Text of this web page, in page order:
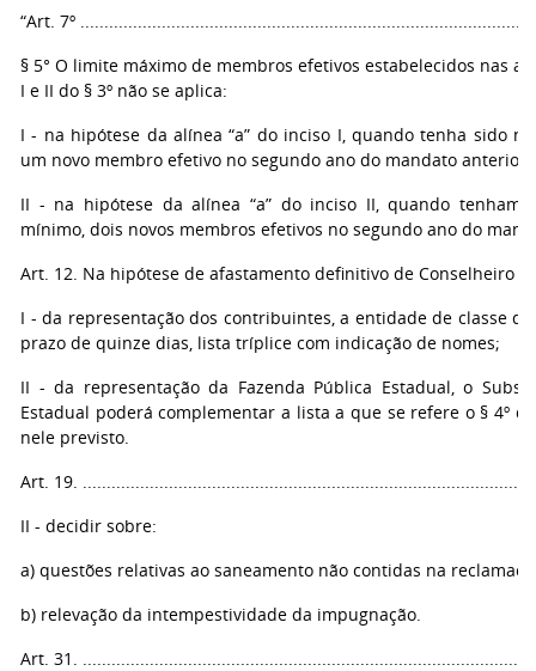
“Art. 7º
§ 5° O limite máximo de membros efetivos estabelecidos nas
I e II do § 3º não se aplica:
I - na hipótese da alínea “a” do inciso I, quando tenha sido
um novo membro efetivo no segundo ano do mandato anterior;
II - na hipótese da alínea “a” do inciso II, quando tenham
mínimo, dois novos membros efetivos no segundo ano do
Art. 12. Na hipótese de afastamento definitivo de Conselheiro
I - da representação dos contribuintes, a entidade de classe
prazo de quinze dias, lista tríplice com indicação de nomes;
II - da representação da Fazenda Pública Estadual, o
Estadual poderá complementar a lista a que se refere o § 4º
nele previsto.
Art. 19.
II - decidir sobre:
a) questões relativas ao saneamento não contidas na
b) relevação da intempestividade da impugnação.
Art. 31.